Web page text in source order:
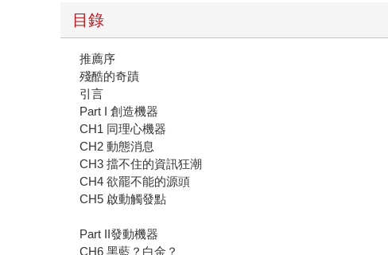
目錄
推薦序
殘酷的奇蹟
引言
Part I 創造機器
CH1 同理心機器
CH2 動態消息
CH3 擋不住的資訊狂潮
CH4 欲罷不能的源頭
CH5 啟動觸發點
Part II發動機器
CH6 黑藍？白金？